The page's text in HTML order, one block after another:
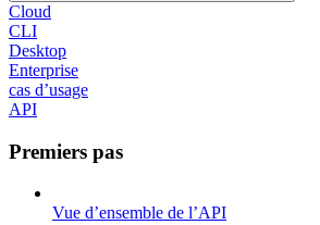
Cloud
CLI
Desktop
Enterprise
cas d’usage
API
Premiers pas
Vue d’ensemble de l’API